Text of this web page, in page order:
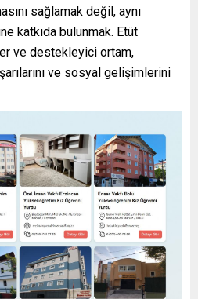
sağlamak değil, aynı
katkıda bulunmak. Etüt
ve destekleyici ortam,
ve sosyal gelişimlerini